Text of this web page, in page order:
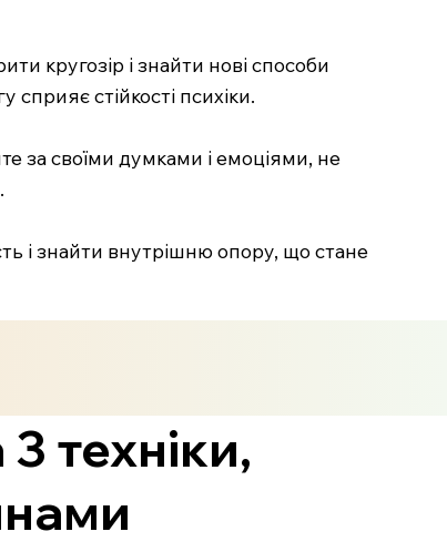
кругозір і знайти нові способи
стійкості психіки.
за своїми думками і емоціями, не
і знайти внутрішню опору, що стане
техніки,